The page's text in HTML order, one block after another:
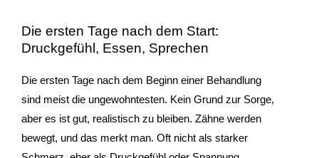
Die ersten Tage nach dem Start:
Druckgefühl, Essen, Sprechen
Die ersten Tage nach dem Beginn einer Behandlung
sind meist die ungewohntesten. Kein Grund zur Sorge,
aber es ist gut, realistisch zu bleiben. Zähne werden
bewegt, und das merkt man. Oft nicht als starker